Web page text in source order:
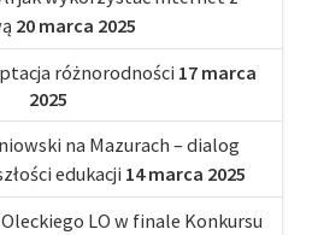
20 marca 2025
różnorodności 17 marca
2025
na Mazurach – dialog
edukacji 14 marca 2025
LO w finale Konkursu